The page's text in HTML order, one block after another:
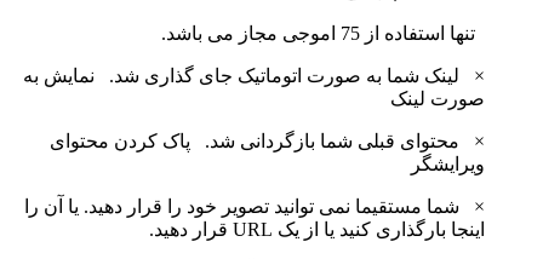
تنها استفاده از 75 اموجی مجاز می باشد.
× لینک شما به صورت اتوماتیک جای گذاری شد. نمایش به
صورت لینک
× محتوای قبلی شما بازگردانی شد. پاک کردن محتوای
ویرایشگر
×
شما مستقیما نمی توانید تصویر خود را قرار دهید. یا آن را
اینجا بارگذاری کنید یا از یک URL قرار دهید.